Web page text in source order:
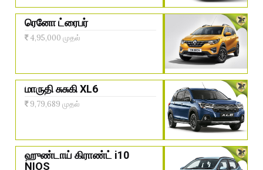
ரெனோ ட்ரைபர்
4,95,000 முதல்
மாருதி சுசுகி XL6
9,79,689 முதல்
ஹுண்டாய் கிராண்ட் i10
NIOS